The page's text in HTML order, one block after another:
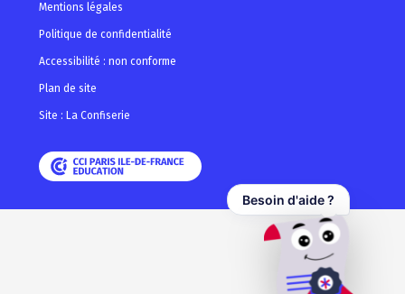
Mentions légales
Politique de confidentialité
Accessibilité : non conforme
Plan de site
Site : La Confiserie
Besoin d'aide ?